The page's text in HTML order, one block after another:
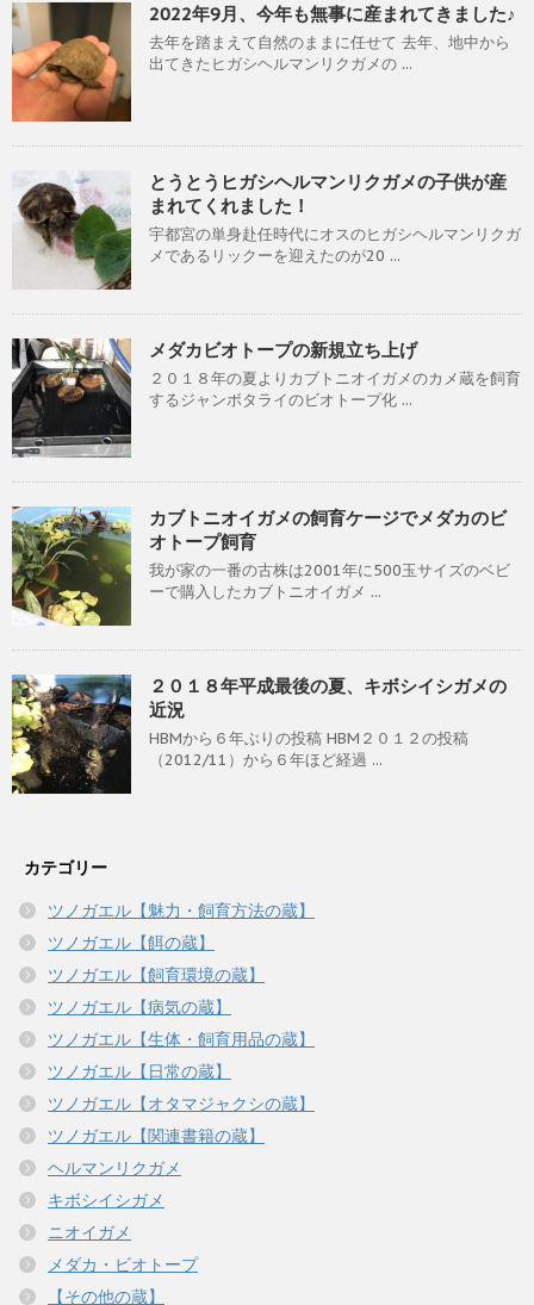
2022年9月、今年も無事に産まれてきました♪
去年を踏まえて自然のままに任せて 去年、地中から
出てきたヒガシヘルマンリクガメの ...
とうとうヒガシヘルマンリクガメの子供が産
まれてくれました！
宇都宮の単身赴任時代にオスのヒガシヘルマンリクガ
メであるリックーを迎えたのが20 ...
メダカビオトープの新規立ち上げ
２０１８年の夏よりカブトニオイガメのカメ蔵を飼育
するジャンボタライのビオトープ化 ...
カブトニオイガメの飼育ケージでメダカのビ
オトープ飼育
我が家の一番の古株は2001年に500玉サイズのベビ
ーで購入したカブトニオイガメ ...
２０１８年平成最後の夏、キボシイシガメの
近況
HBMから６年ぶりの投稿 HBM２０１２の投稿
（2012/11）から６年ほど経過 ...
カテゴリー
ツノガエル【魅力・飼育方法の蔵】
ツノガエル【餌の蔵】
ツノガエル【飼育環境の蔵】
ツノガエル【病気の蔵】
ツノガエル【生体・飼育用品の蔵】
ツノガエル【日常の蔵】
ツノガエル【オタマジャクシの蔵】
ツノガエル【関連書籍の蔵】
ヘルマンリクガメ
キボシイシガメ
ニオイガメ
メダカ・ビオトープ
【その他の蔵】